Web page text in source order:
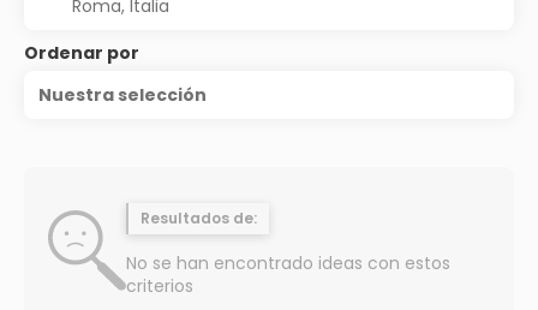
Ordenar por
Nuestra selección
Resultados de:
No se han encontrado ideas con estos
criterios